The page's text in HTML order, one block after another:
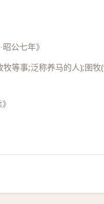
昭公七年》
等事;泛称养马的人);圉牧